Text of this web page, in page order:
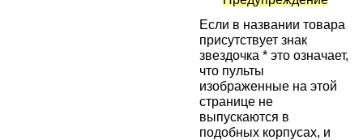
Если в названии товара
присутствует знак
звездочка * это означает,
что пульты
изображенные на этой
странице не
выпускаются в
подобных корпусах, и